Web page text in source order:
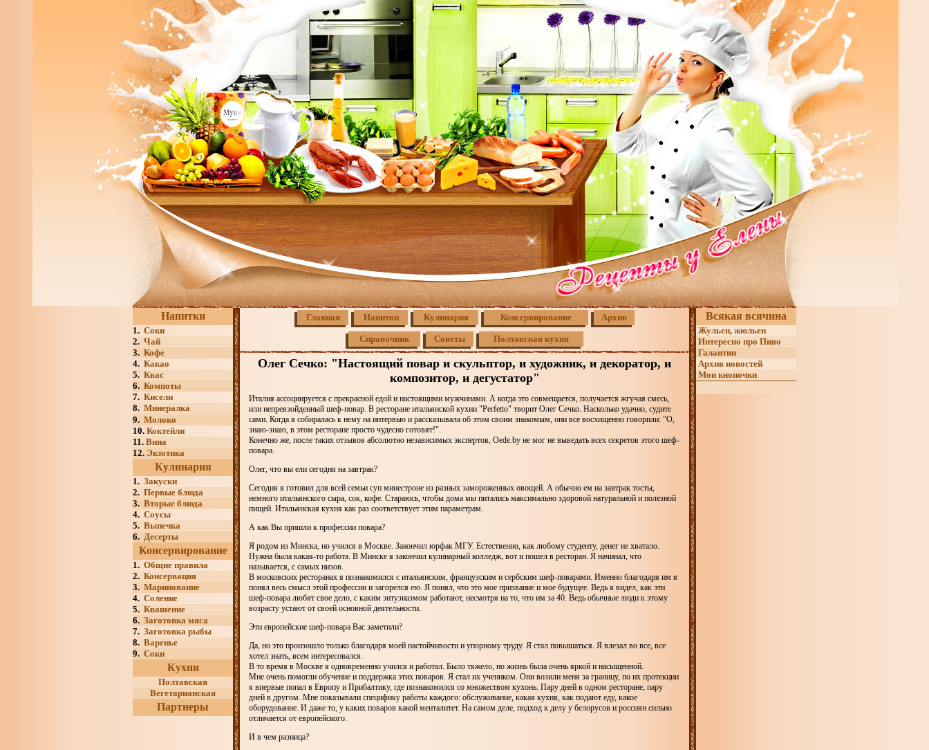
Напитки
1. Соки
2. Чай
3. Кофе
4. Какао
5. Квас
6. Компоты
7. Кисели
8. Минералка
9. Молоко
10. Коктейли
11. Вина
12. Экзотика
Кулинария
1. Закуски
2. Первые блюда
3. Вторые блюда
4. Соусы
5. Выпечка
6. Десерты
Консервирование
1. Общие правила
2. Консервация
3. Маринование
4. Соление
5. Квашение
6. Заготовка мяса
7. Заготовка рыбы
8. Варенье
9. Соки
Кухни
Полтавская
Вегетарианская
Партнеры
Главная Напитки Кулинария Консервирование Архив
Справочник Советы Полтавская кухня
Олег Сечко: "Настоящий повар и скульптор, и художник, и декоратор, и
композитор, и дегустатор"
Италия ассоциируется с прекрасной едой и настоящими мужчинами. А когда это совмещается, получается жгучая смесь,
или непревзойденный шеф-повар. В ресторане итальянской кухни "Perfetto" творит Олег Сечко. Насколько удачно, судите
сами. Когда я собиралась к нему на интервью и рассказывала об этом своим знакомым, они все восхищенно говорили: "О,
знаю-знаю, в этом ресторане просто чудесно готовят!".
Конечно же, после таких отзывов абсолютно независимых экспертов, Oede.by не мог не выведать всех секретов этого шеф-
повара.
Олег, что вы ели сегодня на завтрак?
Сегодня я готовил для всей семьи суп минестроне из разных замороженных овощей. А обычно ем на завтрак тосты,
немного итальянского сыра, сок, кофе. Стараюсь, чтобы дома мы питались максимально здоровой натуральной и полезной
пищей. Итальянская кухня как раз соответствует этим параметрам.
А как Вы пришли к профессии повара?
Я родом из Минска, но учился в Москве. Закончил юрфак МГУ. Естественно, как любому студенту, денег не хватало.
Нужна была какая-то работа. В Минске я закончил кулинарный колледж, вот и пошел в ресторан. Я начинал, что
называется, с самых низов.
В московских ресторанах я познакомился с итальянским, французским и сербским шеф-поварами. Именно благодаря им я
понял весь смысл этой профессии и загорелся ею. Я понял, что это мое призвание и мое будущее. Ведь я видел, как эти
шеф-повара любят свое дело, с каким энтузиазмом работают, несмотря на то, что им за 40. Ведь обычные люди к этому
возрасту устают от своей основной деятельности.
Эти европейские шеф-повара Вас заметили?
Да, но это произошло только благодаря моей настойчивости и упорному труду. Я стал повышаться. Я влезал во все, все
хотел знать, всем интересовался.
В то время в Москве я одновременно учился и работал. Было тяжело, но жизнь была очень яркой и насыщенной.
Мне очень помогли обучение и поддержка этих поваров. Я стал их учеником. Они возили меня за границу, по их протекции
я впервые попал в Европу и Прибалтику, где познакомился со множеством кухонь. Пару дней в одном ресторане, пару
дней в другом. Мне показывали специфику работы каждого: обслуживание, какая кухня, как подают еду, какое
оборудование. И даже то, у каких поваров какой менталитет. На самом деле, подход к делу у белорусов и россиян сильно
отличается от европейского.
И в чем разница?
Всякая всячина
Жульен, жюльен
Интересно про Пиво
Галантин
Архив новостей
Мои кнопочки